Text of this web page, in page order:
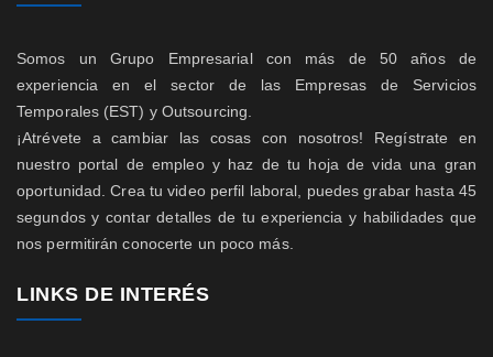
Somos un Grupo Empresarial con más de 50 años de
experiencia en el sector de las Empresas de Servicios
Temporales (EST) y Outsourcing.
¡Atrévete a cambiar las cosas con nosotros! Regístrate en
nuestro portal de empleo y haz de tu hoja de vida una gran
oportunidad. Crea tu video perfil laboral, puedes grabar hasta 45
segundos y contar detalles de tu experiencia y habilidades que
nos permitirán conocerte un poco más.
LINKS DE INTERÉS